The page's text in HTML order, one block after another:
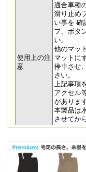
使用上の注
意
適合車種
滑り止め
い事を 確
プ、ボタ
い。
他のマッ
マットに
停車させ
さい。
上記事項
アクセル
があります
本製品は
させてか